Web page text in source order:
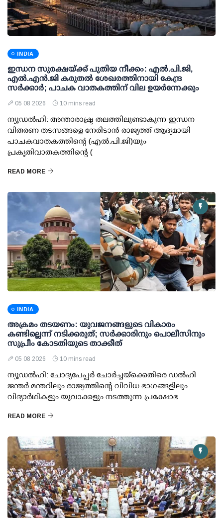
INDIA
ഇന്ധന സുരക്ഷയ്ക്ക് പുതിയ നീക്കം: എല്‍.പി.ജി,
എല്‍.എന്‍.ജി കരുതല്‍ ശേഖരത്തിനായി കേന്ദ്ര
സര്‍ക്കാര്‍; പാചക വാതകത്തിന് വില ഉയര്‍ന്നേക്കും
05 08 2026 10 mins read
ന്യൂഡല്‍ഹി: അന്താരാഷ്ട്ര തലത്തിലുണ്ടാകുന്ന ഇന്ധന
വിതരണ തടസങ്ങളെ നേരിടാന്‍ രാജ്യത്ത് ആദ്യമായി
പാചകവാതകത്തിന്റെ (എല്‍.പി.ജി)യും
പ്രകൃതിവാതകത്തിന്റെ (
READ MORE
INDIA
അക്രമം തടയണം: യുവജനങ്ങളുടെ വികാരം
കണ്ടില്ലെന്ന് നടിക്കരുത്; സര്‍ക്കാരിനും പൊലീസിനും
സുപ്രീം കോടതിയുടെ താക്കീത്
05 08 2026 10 mins read
ന്യൂഡല്‍ഹി: ചോദ്യപേപ്പര്‍ ചോര്‍ച്ചയ്ക്കെതിരെ ഡല്‍ഹി
ജന്തര്‍ മന്തറിലും രാജ്യത്തിന്റെ വിവിധ ഭാഗങ്ങളിലും
വിദ്യാര്‍ഥികളും യുവാക്കളും നടത്തുന്ന പ്രക്ഷോഭ
READ MORE